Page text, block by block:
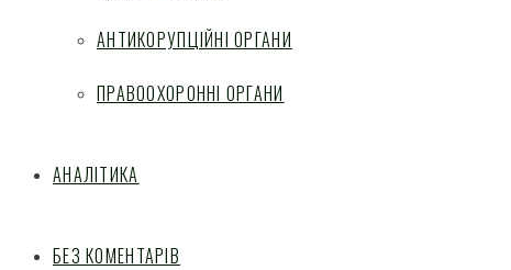
АНТИКОРУПЦІЙНІ ОРГАНИ
ПРАВООХОРОННІ ОРГАНИ
АНАЛІТИКА
БЕЗ КОМЕНТАРІВ